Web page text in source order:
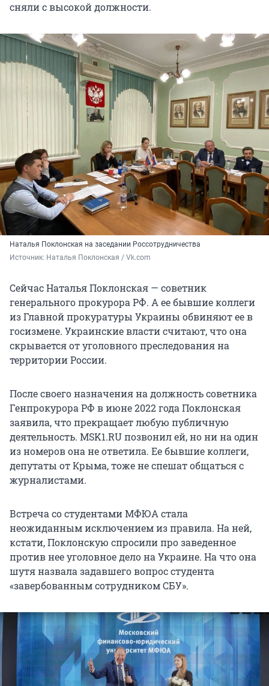
сняли с высокой должности.
Наталья Поклонская на заседании Россотрудничества
Источник: Наталья Поклонская / Vk.com
Сейчас Наталья Поклонская — советник
генерального прокурора РФ. А ее бывшие коллеги
из Главной прокуратуры Украины обвиняют ее в
госизмене. Украинские власти считают, что она
скрывается от уголовного преследования на
территории России.
После своего назначения на должность советника
Генпрокурора РФ в июне 2022 года Поклонская
заявила, что прекращает любую публичную
деятельность. MSK1.RU позвонил ей, но ни на один
из номеров она не ответила. Ее бывшие коллеги,
депутаты от Крыма, тоже не спешат общаться с
журналистами.
Встреча со студентами МФЮА стала
неожиданным исключением из правила. На ней,
кстати, Поклонскую спросили про заведенное
против нее уголовное дело на Украине. На что она
шутя назвала задавшего вопрос студента
«завербованным сотрудником СБУ».